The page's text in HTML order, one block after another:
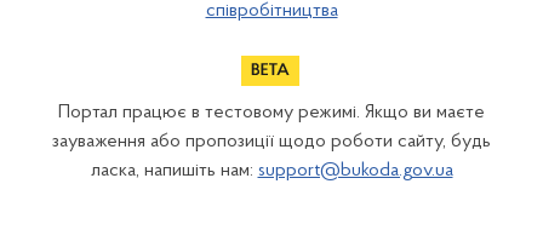
співробітництва
Портал працює в тестовому режимі. Якщо ви маєте
зауваження або пропозиції щодо роботи сайту, будь
ласка, напишіть нам: support@bukoda.gov.ua